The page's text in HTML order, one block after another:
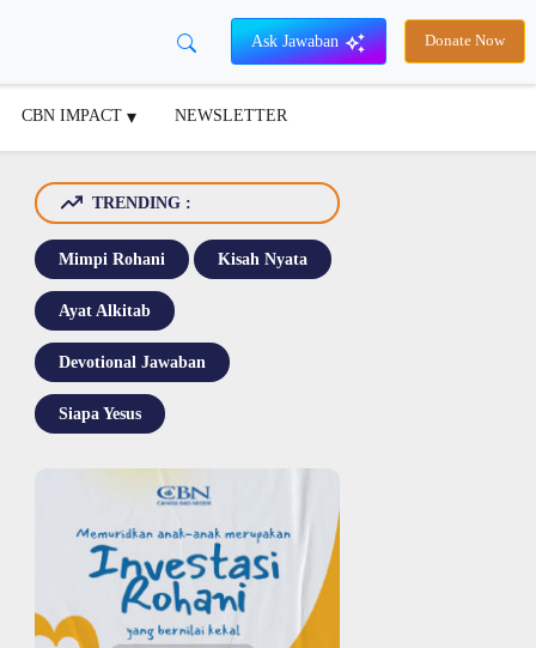
Ask Jawaban Donate Now
CBN IMPACT NEWSLETTER
TRENDING :
Mimpi Rohani Kisah Nyata
Ayat Alkitab
Devotional Jawaban
Siapa Yesus